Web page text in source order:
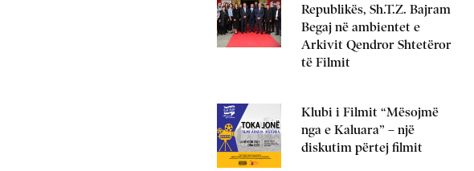
Republikës, Sh.T.Z. Bajram
Begaj në ambientet e
Arkivit Qendror Shtetëror
të Filmit
Klubi i Filmit “Mësojmë
nga e Kaluara” – një
diskutim përtej filmit